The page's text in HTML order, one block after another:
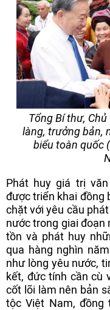
Tổng Bí thư,
làng, trưởng bản,
biểu toàn quốc
Phát huy giá trị
được triển khai đồng
chặt với yêu cầu
nước trong giai đoạn
tồn và phát huy
qua hàng nghìn
như lòng yêu nước,
kết, đức tính cần cù
cốt lõi làm nên bản
tộc Việt Nam, đồng